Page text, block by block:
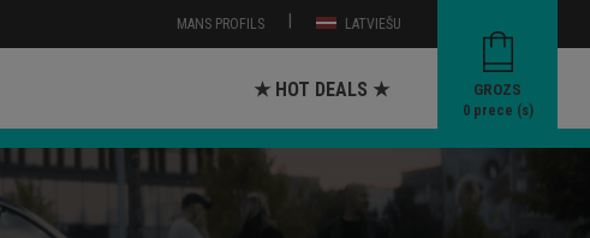
LATVIEŠU
|
MANS PROFILS
GROZS
0prece (s)
★ HOT DEALS ★